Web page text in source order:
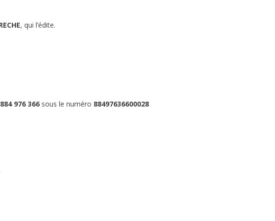
, qui l’édite.
976 366 sous le numéro 88497636600028